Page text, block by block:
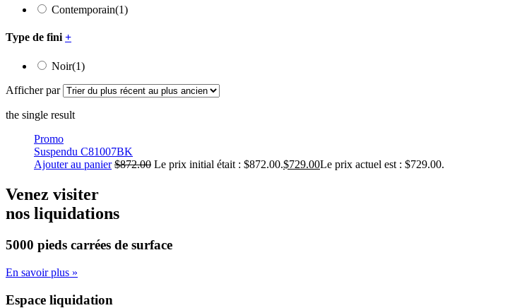
Contemporain(1)
Type de fini +
Noir(1)
Afficher par
the single result
Promo
Suspendu C81007BK
Ajouter au panier $872.00 Le prix initial était : $872.00.$729.00Le prix actuel est : $729.00.
Venez visiter
nos liquidations
5000 pieds carrées de surface
En savoir plus »
Espace liquidation